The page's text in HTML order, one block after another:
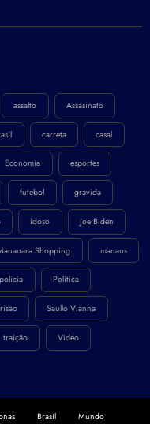
assalto Assasinato
carreta casal
Economia esportes
futebol gravida
idoso Joe Biden
Shopping manaus
policia Politica
Saullo Vianna
traição Video
Brasil Mundo